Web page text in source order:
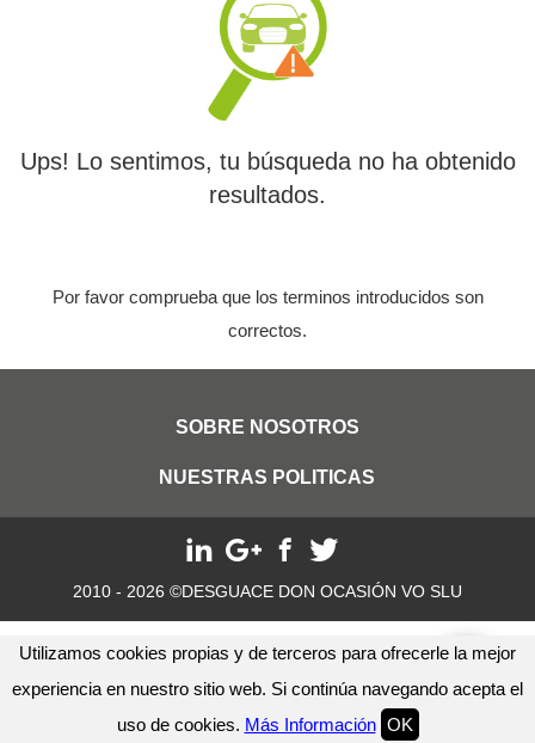
Utilizamos cookies propias y de terceros para ofrecerle la mejor
experiencia en nuestro sitio web. Si continúa navegando acepta el
uso de cookies. Más Información OK
Ups! Lo sentimos, tu búsqueda no ha obtenido
resultados.
Por favor comprueba que los terminos introducidos son
correctos.
SOBRE NOSOTROS
NUESTRAS POLITICAS
2010 - 2026 ©DESGUACE DON OCASIÓN VO SLU